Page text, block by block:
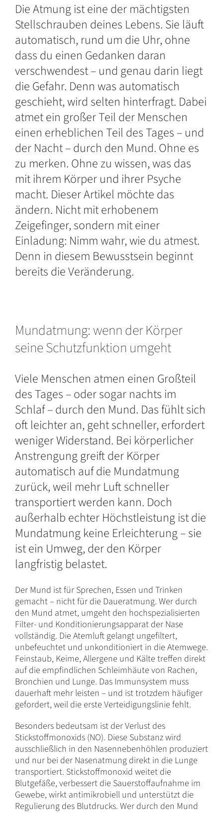
Die Atmung ist eine der mächtigsten
Stellschrauben deines Lebens. Sie läuft
automatisch, rund um die Uhr, ohne
dass du einen Gedanken daran
verschwendest – und genau darin liegt
die Gefahr. Denn was automatisch
geschieht, wird selten hinterfragt. Dabei
atmet ein großer Teil der Menschen
einen erheblichen Teil des Tages – und
der Nacht – durch den Mund. Ohne es
zu merken. Ohne zu wissen, was das
mit ihrem Körper und ihrer Psyche
macht. Dieser Artikel möchte das
ändern. Nicht mit erhobenem
Zeigefinger, sondern mit einer
Einladung: Nimm wahr, wie du atmest.
Denn in diesem Bewusstsein beginnt
bereits die Veränderung.
Mundatmung: wenn der Körper
seine Schutzfunktion umgeht
Viele Menschen atmen einen Großteil
des Tages – oder sogar nachts im
Schlaf – durch den Mund. Das fühlt sich
oft leichter an, geht schneller, erfordert
weniger Widerstand. Bei körperlicher
Anstrengung greift der Körper
automatisch auf die Mundatmung
zurück, weil mehr Luft schneller
transportiert werden kann. Doch
außerhalb echter Höchstleistung ist die
Mundatmung keine Erleichterung – sie
ist ein Umweg, der den Körper
langfristig belastet.
Der Mund ist für Sprechen, Essen und Trinken
gemacht – nicht für die Daueratmung. Wer durch
den Mund atmet, umgeht den hochspezialisierten
Filter- und Konditionierungsapparat der Nase
vollständig. Die Atemluft gelangt ungefiltert,
unbefeuchtet und unkonditioniert in die Atemwege.
Feinstaub, Keime, Allergene und Kälte treffen direkt
auf die empfindlichen Schleimhäute von Rachen,
Bronchien und Lunge. Das Immunsystem muss
dauerhaft mehr leisten – und ist trotzdem häufiger
gefordert, weil die erste Verteidigungslinie fehlt.
Besonders bedeutsam ist der Verlust des
Stickstoffmonoxids (NO). Diese Substanz wird
ausschließlich in den Nasennebenhöhlen produziert
und nur bei der Nasenatmung direkt in die Lunge
transportiert. Stickstoffmonoxid weitet die
Blutgefäße, verbessert die Sauerstoffaufnahme im
Gewebe, wirkt antimikrobiell und unterstützt die
Regulierung des Blutdrucks. Wer durch den Mund